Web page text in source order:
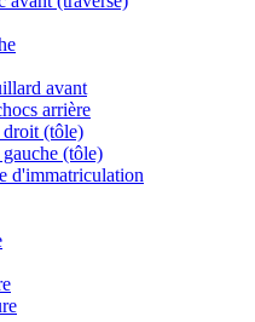
avant
arrière
droit (tôle)
(tôle)
d'immatriculation